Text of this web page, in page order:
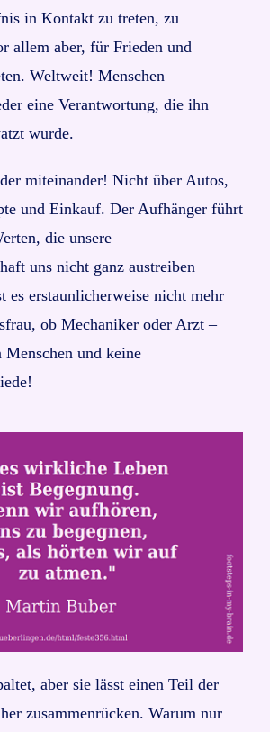
in Kontakt zu treten, zu
allem aber, für Frieden und
Weltweit! Menschen
eine Verantwortung, die ihn
wurde.
miteinander! Nicht über Autos,
und Einkauf. Der Aufhänger führt
die unsere
uns nicht ganz austreiben
es erstaunlicherweise nicht mehr
ob Mechaniker oder Arzt –
Menschen und keine
aber sie lässt einen Teil der
zusammenrücken. Warum nur